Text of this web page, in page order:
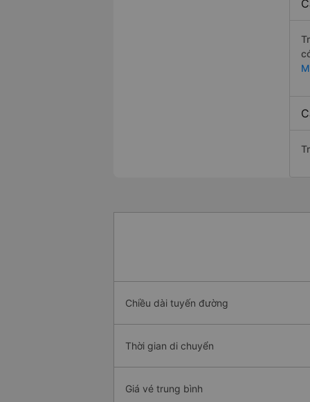
Chiều dài tuyến đường
Thời gian di chuyển
Giá vé trung bình